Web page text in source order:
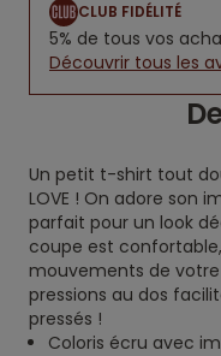
CLUB FIDÉLITÉ
5% de tous vos
Découvrir tous les
Un petit t-shirt tout
LOVE ! On adore son
parfait pour un look
coupe est
mouvements de
pressions au dos
pressés !
Coloris écru avec